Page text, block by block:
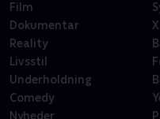
Film
Dokumentar
Reality
Livsstil
Underholdning
Comedy
Nyheder